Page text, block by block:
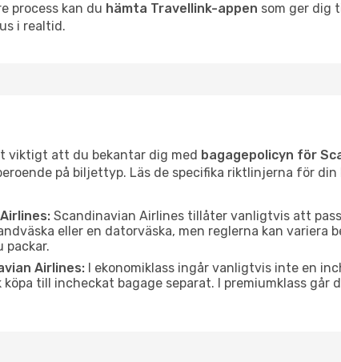
process kan du hämta Travellink-appen som ger dig
i realtid.
viktigt att du bekantar dig med bagagepolicyn för
på biljettyp. Läs de specifika riktlinjerna för
Scandinavian Airlines tillåter vanligtvis att
eller en datorväska, men reglerna kan variera
packar.
Airlines: I ekonomiklass ingår vanligtvis inte en
köpa till incheckat bagage separat. I premiumklass